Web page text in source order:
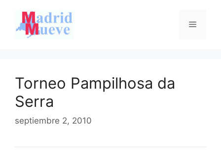
contenido
Menú
Torneo Pampilhosa da
Serra
septiembre 2, 2010